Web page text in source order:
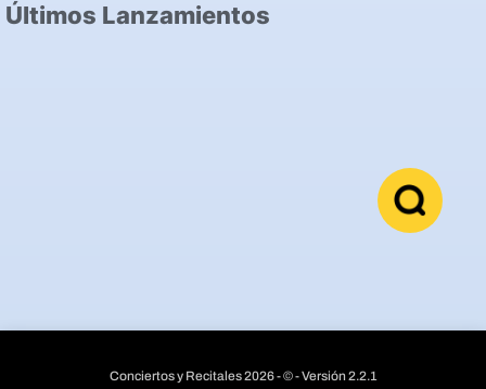
Últimos Lanzamientos
Conciertos y Recitales 2026 - © - Versión 2.2.1